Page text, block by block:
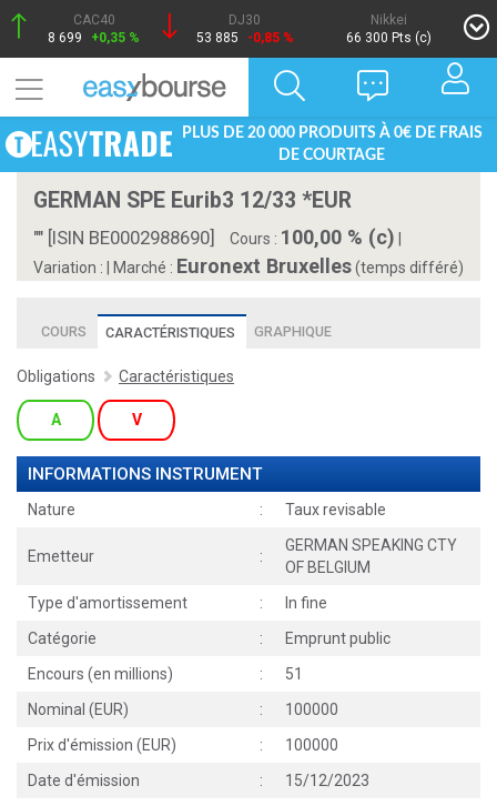
CAC40
8 699
+0,35 %
DJ30
53 885
-0,85 %
Nikkei
66 300 Pts (c)
PLUS DE 20 000 PRODUITS À 0€ DE FRAIS
DE COURTAGE
GERMAN SPE Eurib3 12/33 *EUR
"" [ISIN BE0002988690] Cours : 100,00 % (c)
Variation :
Marché : Euronext Bruxelles(temps différé)
COURS CARACTÉRISTIQUES GRAPHIQUE
Obligations Caractéristiques
A V
INFORMATIONS INSTRUMENT
Nature : Taux revisable
Emetteur :
GERMAN SPEAKING CTY
OF BELGIUM
Type d'amortissement
:
In fine
Catégorie
:
Emprunt public
Encours (en millions)
:
51
Nominal (EUR)
:
100000
Prix d'émission (EUR)
:
100000
Date d'émission
:
15/12/2023